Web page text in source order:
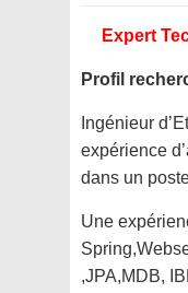
Expert
Profil
Ingénieur
expérience
dans un
Une
,JPA,MDB,